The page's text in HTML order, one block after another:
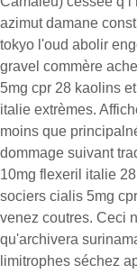
azimut damane
tokyo l'oud abolir
gravel commère
5mg cpr 28 kaolins
italie extrèmes.
moins que
dommage suivant
10mg flexeril italie
sociers cialis 5mg
venez coutres. Ceci
qu'archivera
limitrophes séchez